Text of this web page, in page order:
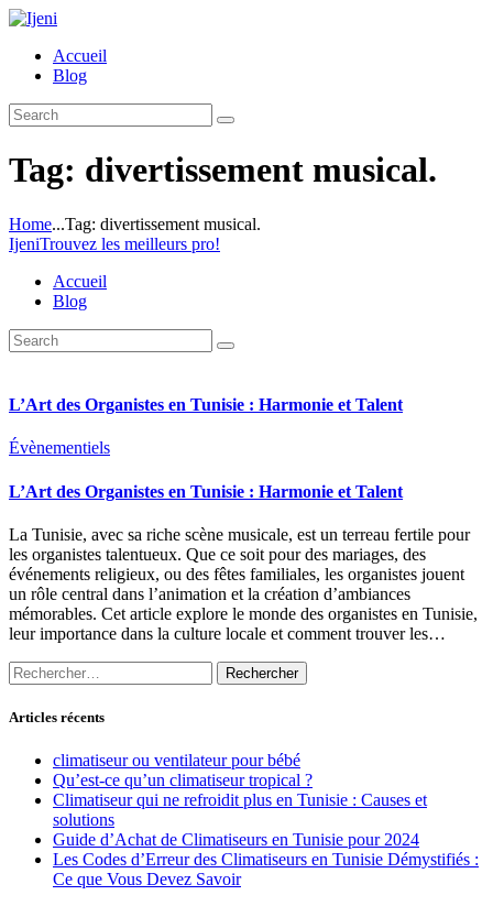
Accueil
Blog
Tag: divertissement musical.
Home...Tag: divertissement musical.
IjeniTrouvez les meilleurs pro!
Accueil
Blog
L’Art des Organistes en Tunisie : Harmonie et Talent
Évènementiels
L’Art des Organistes en Tunisie : Harmonie et Talent
La Tunisie, avec sa riche scène musicale, est un terreau fertile pour
les organistes talentueux. Que ce soit pour des mariages, des
événements religieux, ou des fêtes familiales, les organistes jouent
un rôle central dans l’animation et la création d’ambiances
mémorables. Cet article explore le monde des organistes en Tunisie,
leur importance dans la culture locale et comment trouver les…
Rechercher :
Articles récents
climatiseur ou ventilateur pour bébé
Qu’est-ce qu’un climatiseur tropical ?
Climatiseur qui ne refroidit plus en Tunisie : Causes et
solutions
Guide d’Achat de Climatiseurs en Tunisie pour 2024
Les Codes d’Erreur des Climatiseurs en Tunisie Démystifiés :
Ce que Vous Devez Savoir